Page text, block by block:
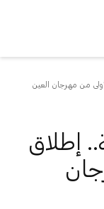
من مهرجان العين
إطلاق